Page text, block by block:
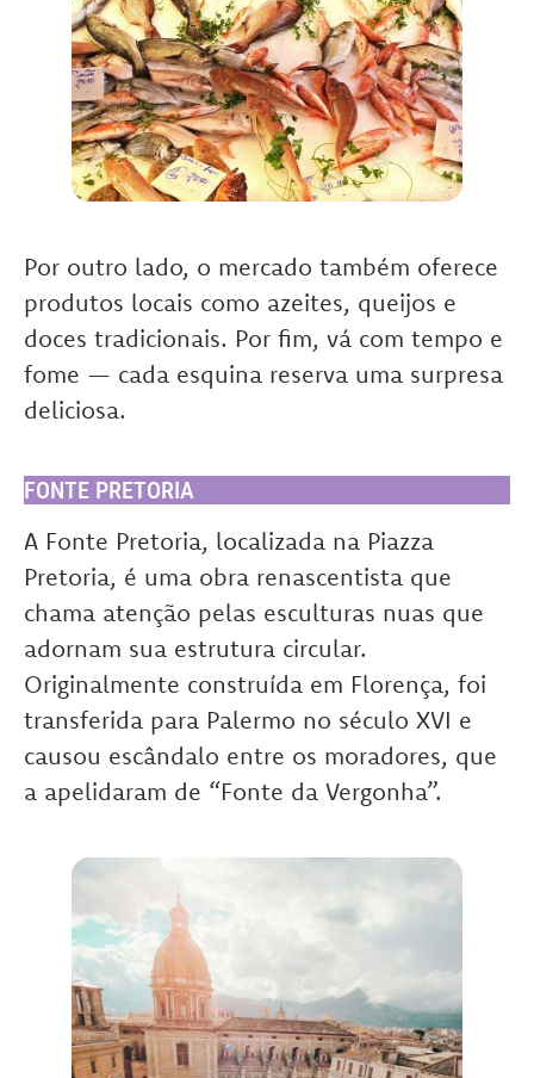
Por outro lado, o mercado também oferece
produtos locais como azeites, queijos e
doces tradicionais. Por fim, vá com tempo e
fome — cada esquina reserva uma surpresa
deliciosa.
FONTE PRETORIA
A Fonte Pretoria, localizada na Piazza
Pretoria, é uma obra renascentista que
chama atenção pelas esculturas nuas que
adornam sua estrutura circular.
Originalmente construída em Florença, foi
transferida para Palermo no século XVI e
causou escândalo entre os moradores, que
a apelidaram de “Fonte da Vergonha”.